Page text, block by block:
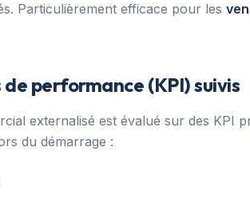
Particulièrement efficace pour les
performance (KPI) suivis
externalisé est évalué sur des KPI
du démarrage :